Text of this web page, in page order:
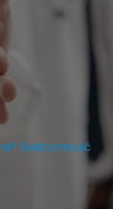
Skuteczność